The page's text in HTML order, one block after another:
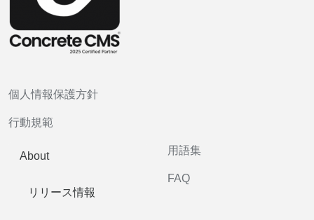
個人情報保護方針
行動規範
About
リリース情報
用語集
FAQ